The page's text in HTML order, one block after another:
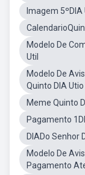
Imagem 5ºDIA
Modelo De
Util
Modelo De
Quinto DIA Utio
Meme Quinto
Pagamento
DIADo Senhor
Modelo De
Pagamento